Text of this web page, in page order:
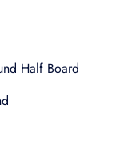
Half Board